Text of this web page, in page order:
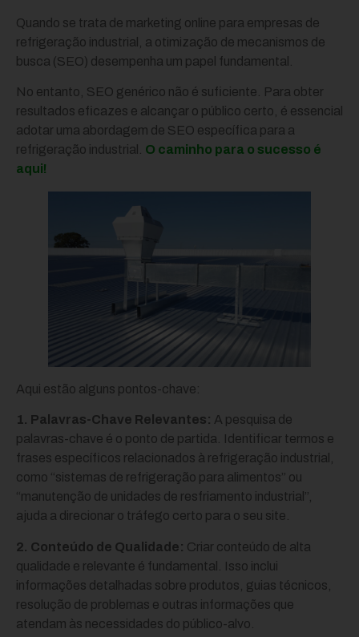
Quando se trata de marketing online para empresas de
refrigeração industrial, a otimização de mecanismos de
busca (SEO) desempenha um papel fundamental.
No entanto, SEO genérico não é suficiente. Para obter
resultados eficazes e alcançar o público certo, é essencial
adotar uma abordagem de SEO específica para a
refrigeração industrial. O caminho para o sucesso é
aqui!
Aqui estão alguns pontos-chave:
1. Palavras-Chave Relevantes: A pesquisa de
palavras-chave é o ponto de partida. Identificar termos e
frases específicos relacionados à refrigeração industrial,
como “sistemas de refrigeração para alimentos” ou
“manutenção de unidades de resfriamento industrial”,
ajuda a direcionar o tráfego certo para o seu site.
2. Conteúdo de Qualidade: Criar conteúdo de alta
qualidade e relevante é fundamental. Isso inclui
informações detalhadas sobre produtos, guias técnicos,
resolução de problemas e outras informações que
atendam às necessidades do público-alvo.